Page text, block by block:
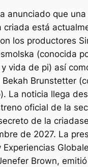
anunciado que
criada está
los productores
(conocida
y vida de pi) así
Brunstetter
). La noticia llega
oficial de la
de la criada
de 2027. La
Experiencias
Brown,